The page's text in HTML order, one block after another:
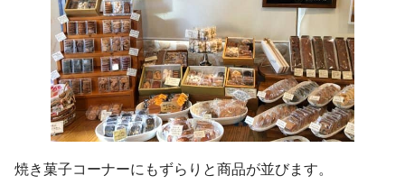
焼き菓子コーナーにもずらりと商品が並びます。